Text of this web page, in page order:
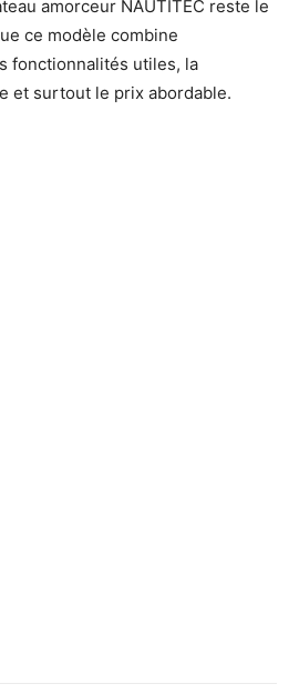
amorceur NAUTITEC reste le
ce modèle combine
fonctionnalités utiles, la
et surtout le prix abordable.